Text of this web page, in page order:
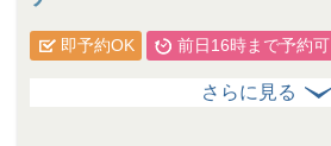
即予約OK 前日16時まで予約可